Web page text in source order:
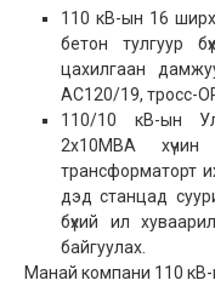
110 кВ-ын 16
бетон тулгуур
цахилгаан
АС120/19, тросс-
110/10 кВ-ын
2x10МВА
трансформаторт
дэд станцад
бүхий ил
байгуулах.
Манай компани 110